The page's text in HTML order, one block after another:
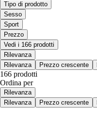
Tipo di prodotto
Sesso
Sport
Prezzo
Vedi i 166 prodotti
Rilevanza
Rilevanza
Prezzo crescente
166 prodotti
Ordina per
Rilevanza
Rilevanza
Prezzo crescente